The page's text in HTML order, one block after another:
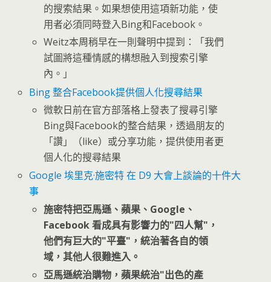
的搜索結果。如果想使用這項新功能，使
用者必須同時登入Bing和Facebook。
Weitz本周稍早在一則聲明中提到：「我們
試圖將這種情感的構想融入到搜索引擎
內。」
Bing 整合Facebook提供個人化搜尋結果
微軟日前在官方部落格上發表了搜尋引擎
Bing與Facebook的整合結果，透過朋友的
「讚」（like）或分享功能，提供使用者更
個人化的搜尋結果
Google 埃里克·施密特 在 D9 大會上談論的十件大
事
施密特把亞馬遜、蘋果、Google、
Facebook 看成具有影響力的"四人幫"，
他們有巨大的"平臺"，統治著各自的領
域，其他人很難進入。
亞馬遜統治購物，蘋果統治"出色的產